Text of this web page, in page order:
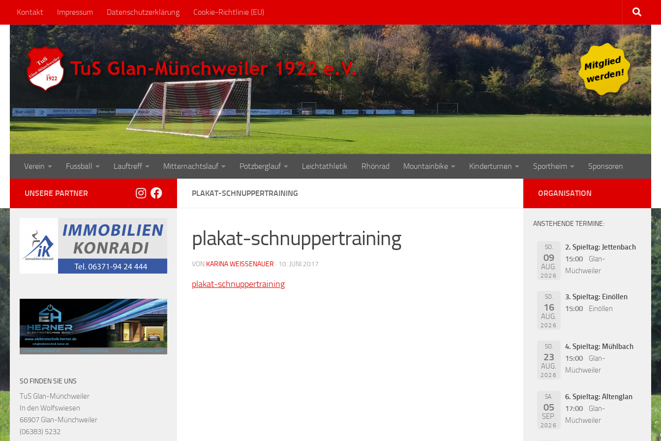
Zum Inhalt springen
Kontakt Impressum Datenschutzerklärung Cookie-Richtlinie (EU)
Verein Fussball Lauftreff Mitternachtslauf Potzberglauf Leichtathletik Rhönrad Mountainbike Kinderturnen Sportheim Sponsoren
PLAKAT-SCHNUPPERTRAINING
plakat-schnuppertraining
VON KARINA WEISSENAUER · 10. JUNI 2017
plakat-schnuppertraining
UNSERE PARTNER
SO FINDEN SIE UNS
TuS Glan-Münchweiler
In den Wolfswiesen
66907 Glan-Münchweiler
(06383) 5232
ORGANISATION
ANSTEHENDE TERMINE:
SO.
09
AUG.
2026
2. Spieltag: Jettenbach
15:00
Glan-
Müchweiler
SO.
16
AUG.
2026
3. Spieltag: Einöllen
15:00
Einöllen
SO.
23
AUG.
2026
4. Spieltag: Mühlbach
15:00
Glan-
Müchweiler
SA.
05
SEP.
2026
6. Spieltag: Altenglan
17:00
Glan-
Müchweiler